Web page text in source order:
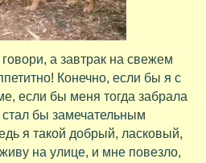
а завтрак на свежем
Конечно, если бы я с
если бы меня тогда забрала
бы замечательным
я такой добрый, ласковый,
на улице, и мне повезло,